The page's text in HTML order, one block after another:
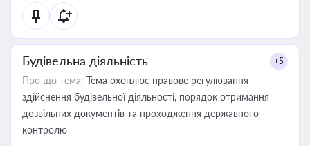
статусу суб'єктів оціночної діяльності
Будівельна діяльність +5
Про що тема: Тема охоплює правове регулювання
здійснення будівельної діяльності, порядок отримання
дозвільних документів та проходження державного
контролю